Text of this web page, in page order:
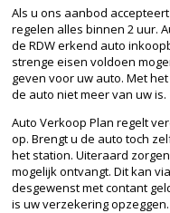
Als u ons aanbod
regelen alles binnen 2 uur.
deRDWerkend auto
strenge eisen voldoen
geven voor uw auto. Met
de auto niet meer van uw is.
Auto Verkoop Plan regelt
op. Brengt u de auto toch
het station. Uiteraard
mogelijk ontvangt. Dit kan
desgewenst met contant
is uw verzekering opzeggen.